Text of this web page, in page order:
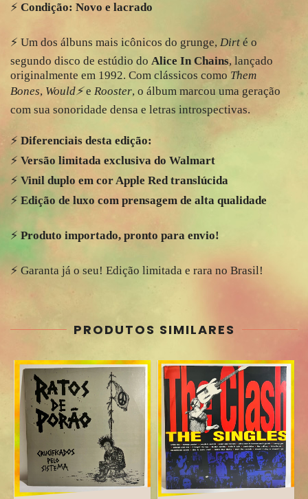
⚡️ Condição: Novo e lacrado
⚡️ Um dos álbuns mais icônicos do grunge, Dirt é o
segundo disco de estúdio do Alice In Chains, lançado
originalmente em 1992. Com clássicos como Them
Bones, Would⚡️e Rooster, o álbum marcou uma geração
com sua sonoridade densa e letras introspectivas.
⚡️ Diferenciais desta edição:
⚡️ Versão limitada exclusiva do Walmart
⚡️ Vinil duplo em cor Apple Red translúcida
⚡️ Edição de luxo com prensagem de alta qualidade
⚡️Produto importado, pronto para envio!
⚡️ Garanta já o seu! Edição limitada e rara no Brasil!
PRODUTOS SIMILARES